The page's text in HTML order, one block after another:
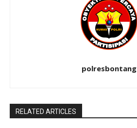
polresbontang
RELATED ARTICLES